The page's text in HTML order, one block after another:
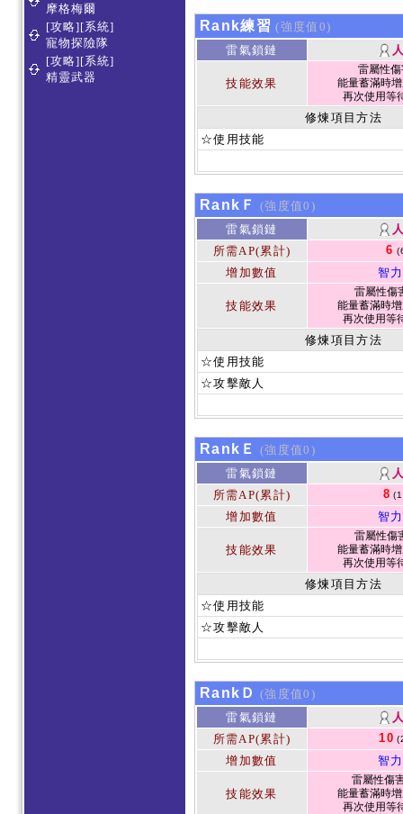
摩格梅爾
[攻略][系統]
寵物探險隊
[攻略][系統]
精靈武器
Rank練習 (強度值0)
雷氣鎖鏈
技能效果
雷屬性
能量蓄滿時
再次使用等
修煉項目方法
☆使用技能
RankＦ
(強度值0)
雷氣鎖鏈
所需AP(累計)
6
增加數值 智
技能效果
雷屬性傷
能量蓄滿時
再次使用等
修煉項目方法
☆使用技能
☆攻擊敵人
RankＥ
(強度值0)
雷氣鎖鏈
所需AP(累計)
8
增加數值 智
技能效果
雷屬性傷
能量蓄滿時
再次使用等
修煉項目方法
☆使用技能
☆攻擊敵人
RankＤ
(強度值0)
雷氣鎖鏈
所需AP(累計)
10
增加數值 智
技能效果
雷屬性傷
能量蓄滿時
再次使用等